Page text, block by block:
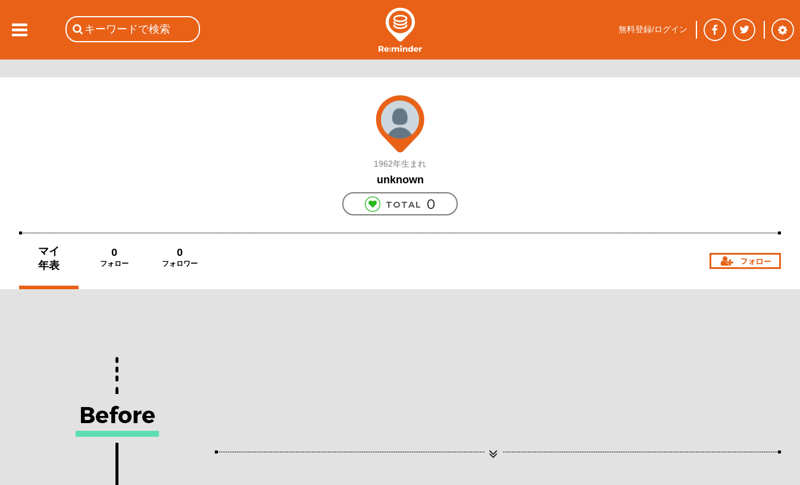
1962年生まれ
unknown
TOTAL 0
マイ
年表
0
フォロー
0
フォロワー
無料登録/ログイン